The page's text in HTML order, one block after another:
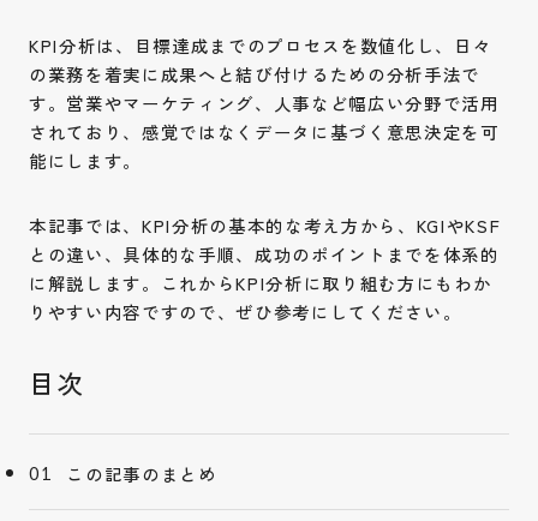
KPI分析は、目標達成までのプロセスを数値化し、日々
の業務を着実に成果へと結び付けるための分析手法で
す。営業やマーケティング、人事など幅広い分野で活用
されており、感覚ではなくデータに基づく意思決定を可
能にします。
本記事では、KPI分析の基本的な考え方から、KGIやKSF
との違い、具体的な手順、成功のポイントまでを体系的
に解説します。これからKPI分析に取り組む方にもわか
りやすい内容ですので、ぜひ参考にしてください。
この記事のまとめ